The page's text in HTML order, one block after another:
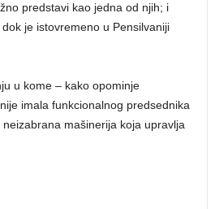
predstavi kao jedna od njih; i
je istovremeno u Pensilvaniji
u kome – kako opominje
imala funkcionalnog predsednika
mašinerija koja upravlja